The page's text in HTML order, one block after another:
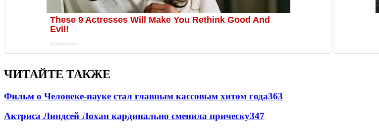
ЧИТАЙТЕ ТАКЖЕ
Фильм о Человеке-пауке стал главным кассовым хитом года363
Актриса Линдсей Лохан кардинально сменила прическу347